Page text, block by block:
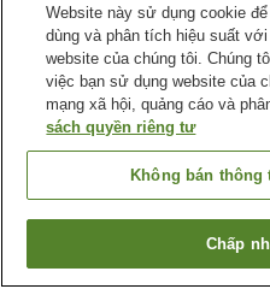
Quay
Website này sử dụng cookie
dùng và phân tích hiệu suất
website của chúng tôi. Chúng
việc bạn sử dụng website của
mạng xã hội, quảng cáo và
sách quyền riêng tư
Không bán thông
Chấp